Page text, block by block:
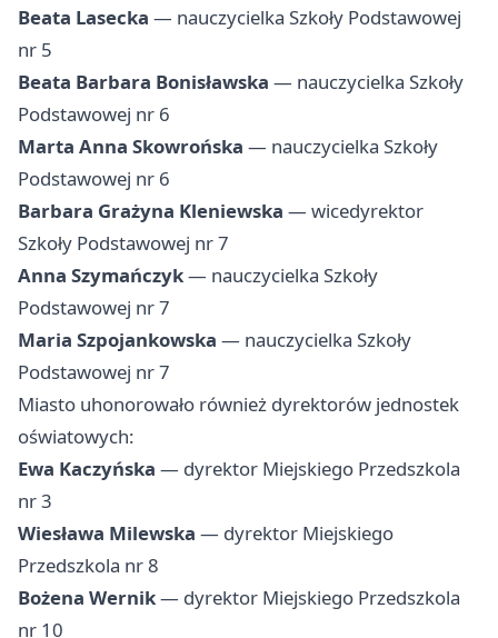
Beata Lasecka — nauczycielka Szkoły Podstawowej
nr 5
Beata Barbara Bonisławska — nauczycielka Szkoły
Podstawowej nr 6
Marta Anna Skowrońska — nauczycielka Szkoły
Podstawowej nr 6
Barbara Grażyna Kleniewska — wicedyrektor
Szkoły Podstawowej nr 7
Anna Szymańczyk— nauczycielka Szkoły
Podstawowej nr 7
Maria Szpojankowska — nauczycielka Szkoły
Podstawowej nr 7
Miasto uhonorowało również dyrektorów jednostek
oświatowych:
Ewa Kaczyńska — dyrektor Miejskiego Przedszkola
nr 3
Wiesława Milewska — dyrektor Miejskiego
Przedszkola nr 8
Bożena Wernik— dyrektor Miejskiego Przedszkola
nr 10